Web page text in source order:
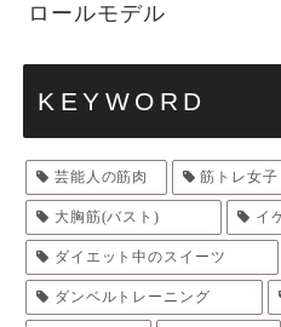
ロールモデル
KEYWORD
芸能人の筋肉 筋トレ女子
大胸筋(バスト) イ
ダイエット中のスイーツ
ダンベルトレーニング